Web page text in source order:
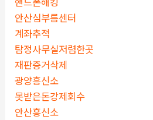
안산심부름센터
계좌추적
탐정사무실저렴한곳
재판증거삭제
광양흥신소
못받은돈강제회수
안산흥신소